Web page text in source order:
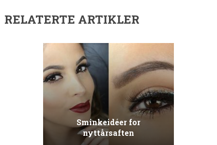
RELATERTE ARTIKLER
Sminkeidéer for
nyttårsaften